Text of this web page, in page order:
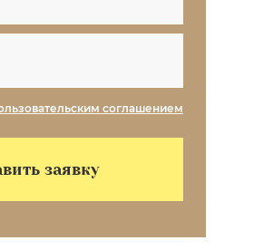
соглашением
заявку